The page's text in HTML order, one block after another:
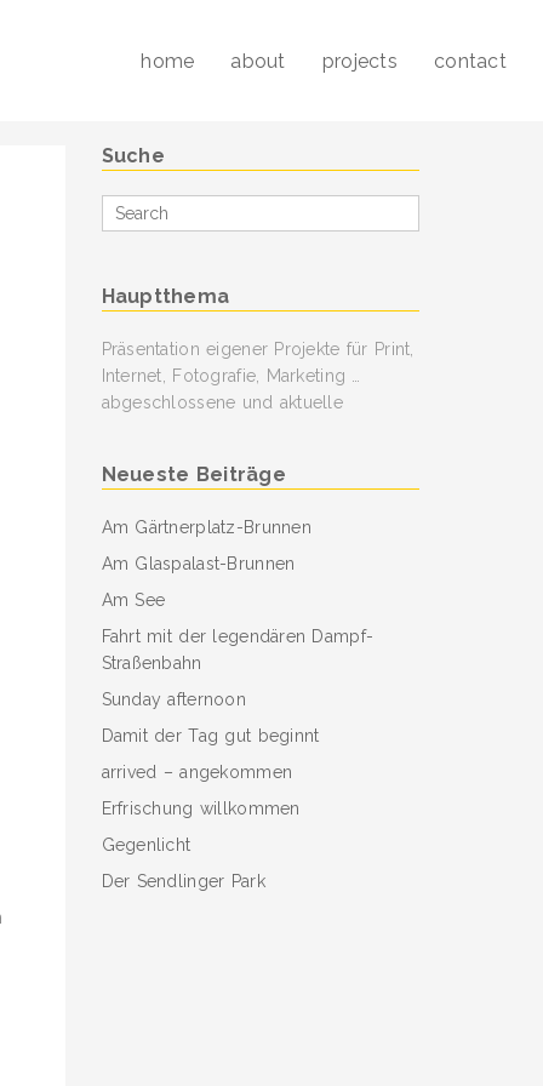
home about projects contact
Suche
Search
for
Hauptthema
Präsentation eigener Projekte für Print,
Internet, Fotografie, Marketing …
abgeschlossene und aktuelle
Neueste Beiträge
Am Gärtnerplatz-Brunnen
Am Glaspalast-Brunnen
Am See
Fahrt mit der legendären Dampf-
Straßenbahn
Sunday afternoon
Damit der Tag gut beginnt
arrived – angekommen
Erfrischung willkommen
Gegenlicht
Der Sendlinger Park